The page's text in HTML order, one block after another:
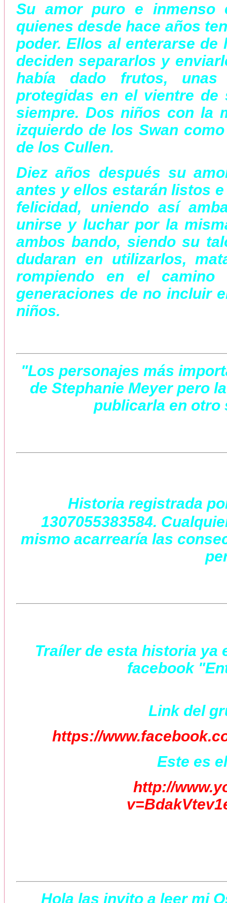
Su amor puro e inmenso
quienes desde hace años
poder. Ellos al enterarse
deciden separarlos y
había dado frutos, unas
protegidas en el vientre
siempre. Dos niños con la
izquierdo de los Swan
de los Cullen.
Diez años después su
antes y ellos estarán listos
felicidad, uniendo así
unirse y luchar por la
ambos bando, siendo su
dudaran en utilizarlos,
rompiendo en el camino
generaciones de no incluir
niños.
"Los personajes más
de Stephanie Meyer pero
publicarla en
Historia registrada
1307055383584.
mismo acarrearía las
Traíler de esta historia ya
facebook
Link del
https://
Este es
http://
Hola las invito a leer mi